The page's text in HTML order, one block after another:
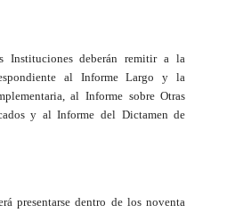
Instituciones deberán remitir a la
al Informe Largo y la
al Informe sobre Otras
y al Informe del Dictamen de
presentarse dentro de los noventa